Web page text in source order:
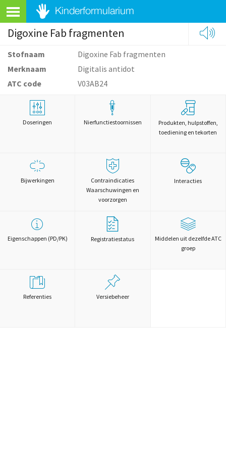
Digoxine Fab fragmenten
Stofnaam
Digoxine Fab fragmenten
Merknaam
Digitalis antidot
ATC code
V03AB24
Doseringen Nierfunctiestoornissen
Produkten, hulpstoffen,
toediening en tekorten
Bijwerkingen
Contraindicaties
Waarschuwingen en
voorzorgen
Interacties
Eigenschappen (PD/PK) Registratiestatus
Middelen uit dezelfde ATC
groep
Referenties Versiebeheer